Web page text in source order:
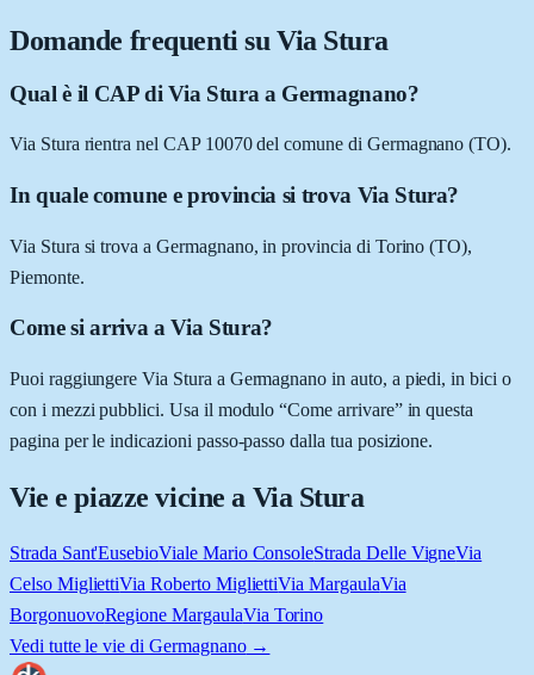
Domande frequenti su Via Stura
Qual è il CAP di Via Stura a Germagnano?
Via Stura rientra nel CAP 10070 del comune di Germagnano (TO).
In quale comune e provincia si trova Via Stura?
Via Stura si trova a Germagnano, in provincia di Torino (TO),
Piemonte.
Come si arriva a Via Stura?
Puoi raggiungere Via Stura a Germagnano in auto, a piedi, in bici o
con i mezzi pubblici. Usa il modulo “Come arrivare” in questa
pagina per le indicazioni passo-passo dalla tua posizione.
Vie e piazze vicine a Via Stura
Strada Sant'EusebioViale Mario ConsoleStrada Delle VigneVia
Celso MigliettiVia Roberto MigliettiVia MargaulaVia
BorgonuovoRegione MargaulaVia Torino
Vedi tutte le vie di Germagnano→